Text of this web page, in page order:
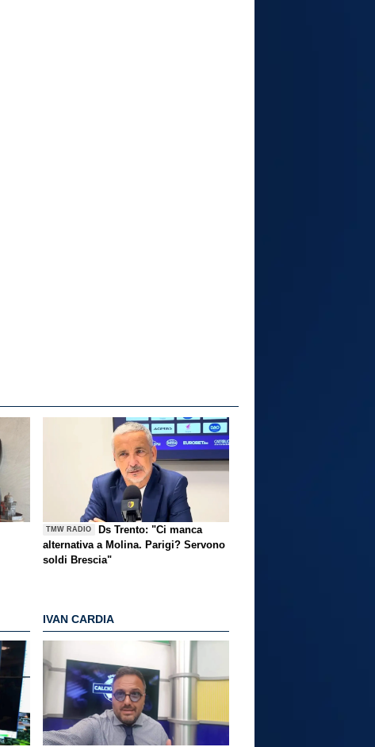
TMW RADIO
Ds Trento: "Ci manca
alternativa a Molina. Parigi? Servono
soldi Brescia"
IVAN CARDIA